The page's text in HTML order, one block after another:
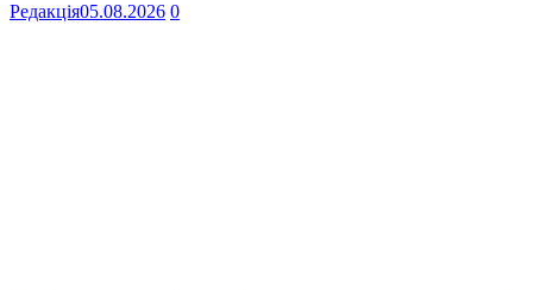
Редакція05.08.2026 0